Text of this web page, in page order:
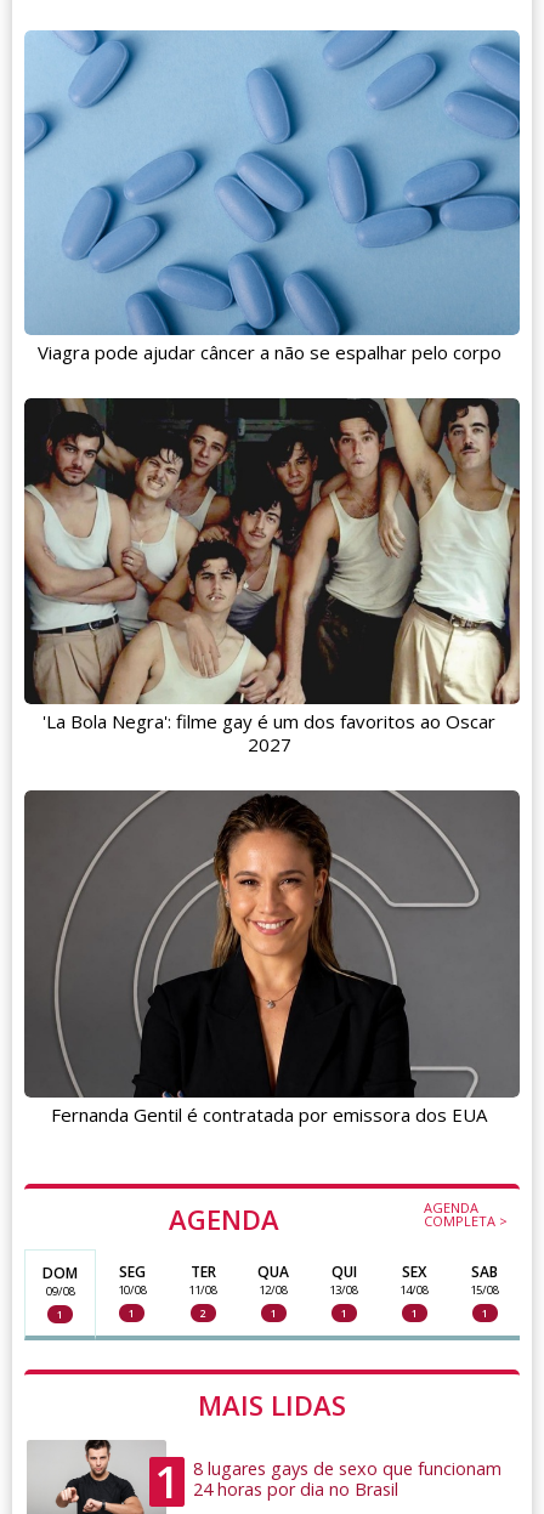
AGENDA AGENDA
COMPLETA >
DOM
09/08
1
SEG
10/08
1
TER
11/08
2
QUA
12/08
1
QUI
13/08
1
SEX
14/08
1
SAB
15/08
1
MAIS LIDAS
1
8 lugares gays de sexo que funcionam
24 horas por dia no Brasil
Viagra pode ajudar câncer a não se espalhar pelo corpo
'La Bola Negra': filme gay é um dos favoritos ao Oscar
2027
Fernanda Gentil é contratada por emissora dos EUA